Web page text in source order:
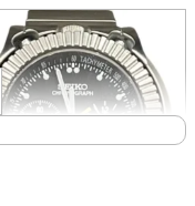
รับซื้ออ้างอิง
อ : มีนาคม 2026